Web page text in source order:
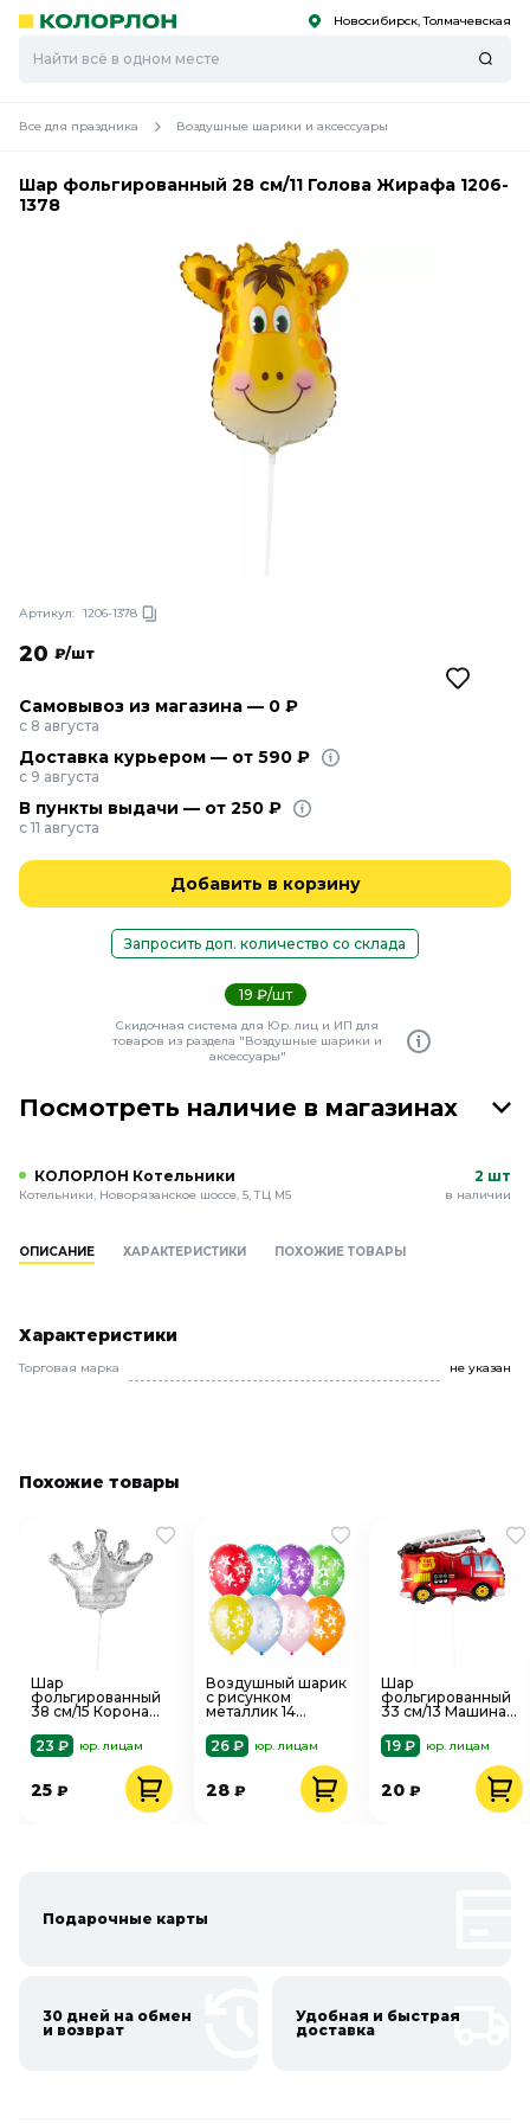
Скоро
Скоро Новосибирск, Толмачевская
Все для праздника Воздушные шарики и аксессуары
Шар фольгированный 28 см/11 Голова Жирафа 1206-
1378
Артикул: 1206-1378
20 ₽/шт
Самовывоз из магазина — 0 ₽
с 8 августа
Доставка курьером — от 590 ₽
с 9 августа
В пункты выдачи — от 250 ₽
с 11 августа
Добавить в корзину
Запросить доп. количество со склада
19 ₽/шт
Скидочная система для Юр. лиц и ИП для
товаров из раздела "Воздушные шарики и
аксессуары"
Посмотреть наличие в магазинах
КОЛОРЛОН Котельники
Котельники, Новорязанское шоссе, 5, ТЦ М5
2 шт
в наличии
ОПИСАНИЕ ХАРАКТЕРИСТИКИ ПОХОЖИЕ ТОВАРЫ
Характеристики
Торговая марка не указан
Похожие товары
Шар
фольгированный
38 см/15 Корона
1440
23 ₽ юр. лицам
25 ₽
Воздушный шарик
с рисунком
металлик 14
1103-0694
26 ₽ юр. лицам
28 ₽
Шар
фольгированный
33 см/13 Машина
1415
19 ₽ юр. лицам
20 ₽
Подарочные карты
30 дней на обмен
и возврат
Удобная и быстрая
доставка